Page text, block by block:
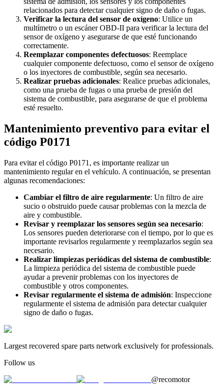
relacionados para detectar cualquier signo de daño o fugas.
Verificar la lectura del sensor de oxígeno: Utilice un
multímetro o un escáner OBD-II para verificar la lectura del
sensor de oxígeno y asegurarse de que esté funcionando
correctamente.
Reemplazar componentes defectuosos: Reemplace
cualquier componente defectuoso, como el sensor de oxígeno
o los inyectores de combustible, según sea necesario.
Realizar pruebas adicionales: Realice pruebas adicionales,
como una prueba de fugas o una prueba de presión del
sistema de combustible, para asegurarse de que el problema
esté resuelto.
Mantenimiento preventivo para evitar el
código P0171
Para evitar el código P0171, es importante realizar un
mantenimiento regular en el vehículo. A continuación, se presentan
algunas recomendaciones:
Cambiar el filtro de aire regularmente: Un filtro de aire
sucio o obstruido puede causar problemas con la mezcla de
aire y combustible.
Revisar y reemplazar los sensores según sea necesario:
Los sensores pueden deteriorarse con el tiempo, por lo que es
importante revisarlos regularmente y reemplazarlos según sea
necesario.
Realizar limpiezas periódicas del sistema de combustible:
La limpieza periódica del sistema de combustible puede
ayudar a prevenir problemas con los inyectores de
combustible y otros componentes.
Revisar regularmente el sistema de admisión: Inspeccione
regularmente el sistema de admisión para detectar cualquier
signo de daño o fugas.
Largest recovered spare parts network exclusively for professionals.
Follow us
@recomotor